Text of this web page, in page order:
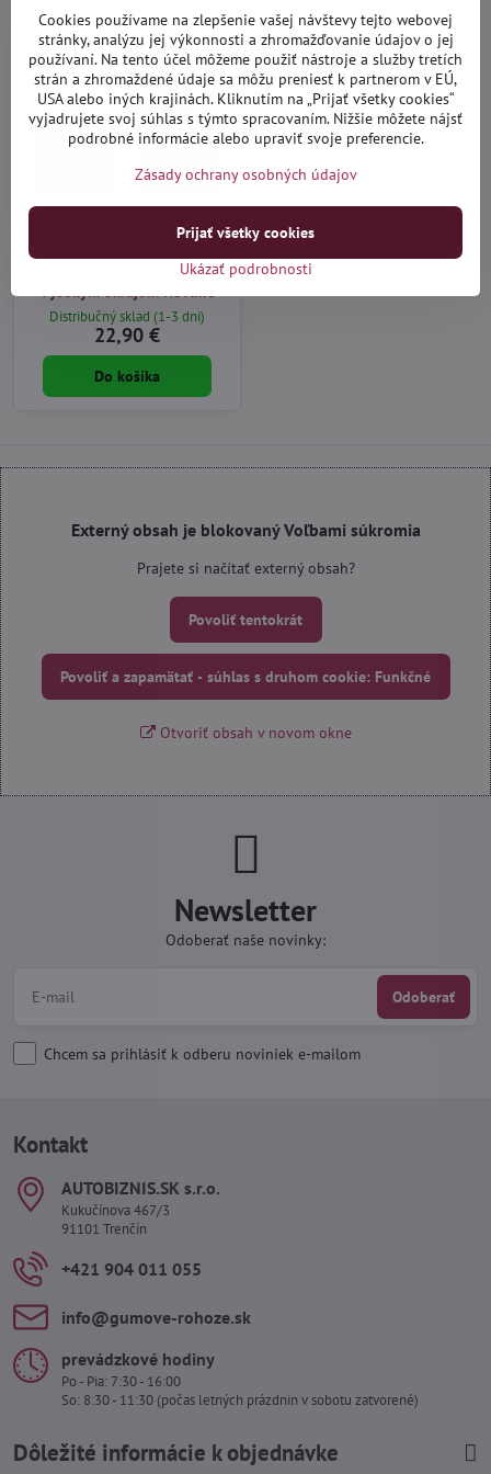
Ford Connect 2003-2013
predné - autorohože s
vysokým okrajom Novline
Distribučný sklad (1-3 dni)
22,90 €
Do košíka
Externý obsah je blokovaný Voľbami súkromia
Prajete si načítať externý obsah?
Povoliť tentokrát
Povoliť a zapamätať - súhlas s druhom cookie: Funkčné
Otvoriť obsah v novom okne
Newsletter
Odoberať naše novinky:
Odoberať
Chcem sa prihlásiť k odberu noviniek e-mailom
Kontakt
AUTOBIZNIS​.SK s​.r​.o​.
Kukučínova 467/3
91101 Trenčín
+421 904 011 055
info​@gumove-rohoze​.sk
prevádzkové hodiny
Po - Pia: 7:30 - 16:00
So: 8:30 - 11:30 (počas letných prázdnin v sobotu zatvorené)
Dôležité informácie k objednávke
Cookies používame na zlepšenie vašej návštevy tejto webovej
stránky, analýzu jej výkonnosti a zhromažďovanie údajov o jej
používaní. Na tento účel môžeme použiť nástroje a služby tretích
strán a zhromaždené údaje sa môžu preniesť k partnerom v EÚ,
USA alebo iných krajinách. Kliknutím na „Prijať všetky cookies“
vyjadrujete svoj súhlas s týmto spracovaním. Nižšie môžete nájsť
podrobné informácie alebo upraviť svoje preferencie.
Zásady ochrany osobných údajov
Ukázať podrobnosti
Prijať všetky cookies